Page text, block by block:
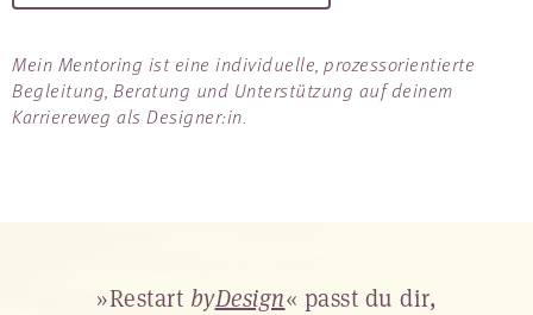
Mein Mentoring ist eine individuelle, prozessorientierte
Begleitung, Beratung und Unterstützung auf deinem
Karriereweg als Designer:in.
»Restart byDesign« passt du dir,